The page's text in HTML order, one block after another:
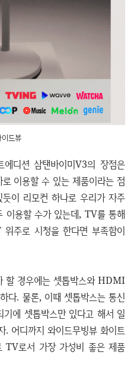
드뷰
에디션 삼탠바이미V3의 장점은
이용할 수 있는 제품이라는 점
이 리모컨 하나로 우리가 자주
이용할 수가 있는데, TV를 통해
주로 시청을 한다면 부족함이
할 경우에는 셋톱박스와 HDMI
다. 물론, 이때 셋톱박스는 통신
에 셋톱박스만 있다고 해서 일
어디까지 와이드무빙뷰 화이트
TV로서 가장 가성비 좋은 제품